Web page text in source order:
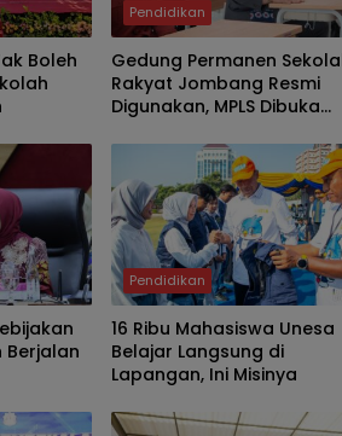
Boleh
Pendidikan
Gedung Permanen
Rakyat Jombang Resmi
Digunakan, MPLS Dibuka
Berjalan
Pendidikan
16 Ribu Mahasiswa Unesa
Belajar Langsung di
Lapangan, Ini Misinya